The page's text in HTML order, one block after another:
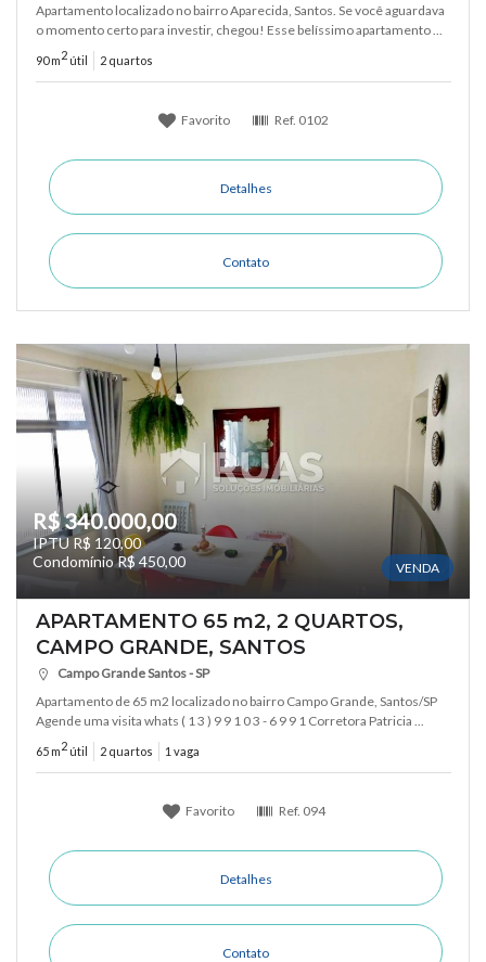
Apartamento localizado no bairro Aparecida, Santos. Se você aguardava
o momento certo para investir, chegou! Esse belíssimo apartamento ...
90 m2 útil 2 quartos
Favorito Ref. 0102
Detalhes
Contato
R$ 340.000,00
IPTU R$ 120,00
Condomínio R$ 450,00
VENDA
APARTAMENTO 65 m2, 2 QUARTOS,
CAMPO GRANDE, SANTOS
Campo Grande Santos - SP
Apartamento de 65 m2 localizado no bairro Campo Grande, Santos/SP
Agende uma visita whats ( 1 3 ) 9 9 1 0 3 - 6 9 9 1 Corretora Patricia ...
65 m2 útil 2 quartos 1 vaga
Favorito Ref. 094
Detalhes
Contato